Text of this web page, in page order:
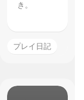
き。
プレイ日記